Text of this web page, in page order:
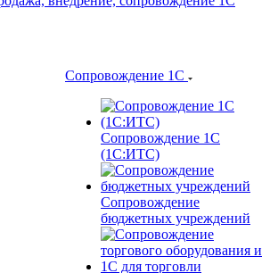
Сопровождение 1С
Сопровождение 1С
(1С:ИТС)
Сопровождение
бюджетных учреждений